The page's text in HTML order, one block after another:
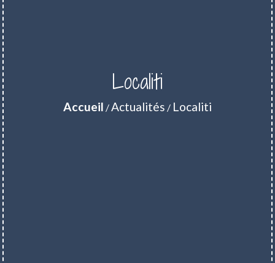
Localiti
Accueil /Actualités / Localiti